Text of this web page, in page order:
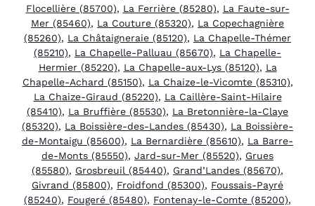
Flocellière (85700), La Ferrière (85280), La Faute-sur-
Mer (85460), La Couture (85320), La Copechagnière
(85260), La Châtaigneraie (85120), La Chapelle-Thémer
(85210), La Chapelle-Palluau (85670), La Chapelle-
Hermier (85220), La Chapelle-aux-Lys (85120), La
Chapelle-Achard (85150), La Chaize-le-Vicomte (85310),
La Chaize-Giraud (85220), La Caillère-Saint-Hilaire
(85410), La Bruffière (85530), La Bretonnière-la-Claye
(85320), La Boissière-des-Landes (85430), La Boissière-
de-Montaigu (85600), La Bernardière (85610), La Barre-
de-Monts (85550), Jard-sur-Mer (85520), Grues
(85580), Grosbreuil (85440), Grand’Landes (85670),
Givrand (85800), Froidfond (85300), Foussais-Payré
(85240), Fougeré (85480), Fontenay-le-Comte (85200),